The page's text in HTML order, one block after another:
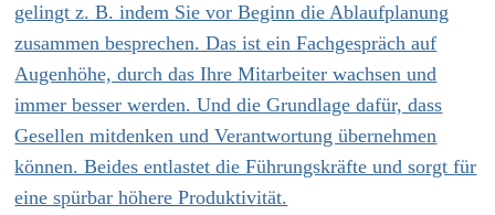
gelingt z. B. indem Sie vor Beginn die Ablaufplanung
zusammen besprechen. Das ist ein Fachgespräch auf
Augenhöhe, durch das Ihre Mitarbeiter wachsen und
immer besser werden. Und die Grundlage dafür, dass
Gesellen mitdenken und Verantwortung übernehmen
können. Beides entlastet die Führungskräfte und sorgt für
eine spürbar höhere Produktivität.